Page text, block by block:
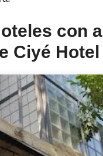
con
Ciyé Hotel